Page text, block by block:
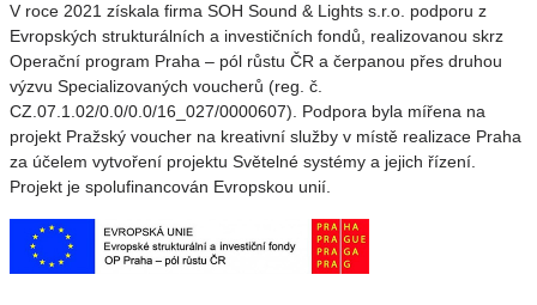
V roce 2021 získala firma SOH Sound & Lights s.r.o. podporu z
Evropských strukturálních a investičních fondů, realizovanou skrz
Operační program Praha – pól růstu ČR a čerpanou přes druhou
výzvu Specializovaných voucherů (reg. č.
CZ.07.1.02/0.0/0.0/16_027/0000607). Podpora byla mířena na
projekt Pražský voucher na kreativní služby v místě realizace Praha
za účelem vytvoření projektu Světelné systémy a jejich řízení.
Projekt je spolufinancován Evropskou unií.